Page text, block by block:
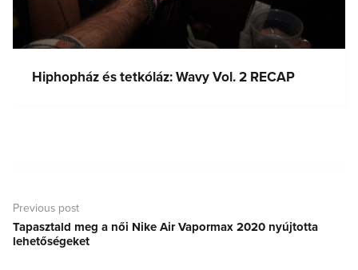
Hiphopház és tetkóláz: Wavy Vol. 2 RECAP
navigáció
Previous post
Previous
post:
Tapasztald meg a női Nike Air Vapormax 2020 nyújtotta
lehetőségeket